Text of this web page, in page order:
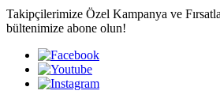
Takipçilerimize Özel Kampanya ve
bültenimize abone olun!